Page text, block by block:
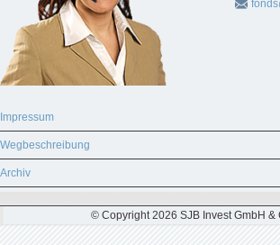
Impressum
Wegbeschreibung
Archiv
© Copyright 2026 SJB Invest GmbH &